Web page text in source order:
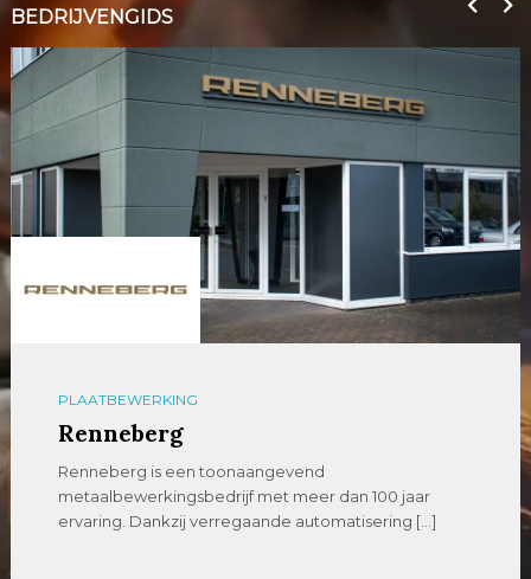
BEDRIJVENGIDS
PLAATBEWERKING
Renneberg
Renneberg is een toonaangevend
metaalbewerkingsbedrijf met meer dan 100 jaar
ervaring. Dankzij verregaande automatisering […]